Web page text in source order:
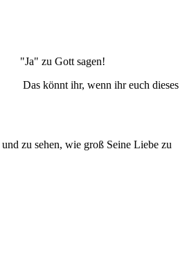
"Ja" zu Gott sagen!
Das könnt ihr, wenn ihr euch dieses
zu sehen, wie groß Seine Liebe zu